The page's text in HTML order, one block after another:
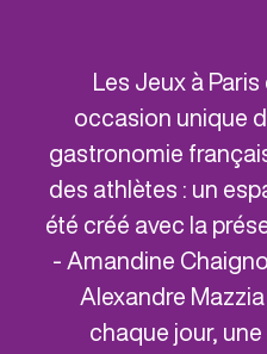
Les Jeux à
occasion unique
gastronomie
des athlètes : un
été créé avec la
- Amandine
Alexandre
chaque jour,